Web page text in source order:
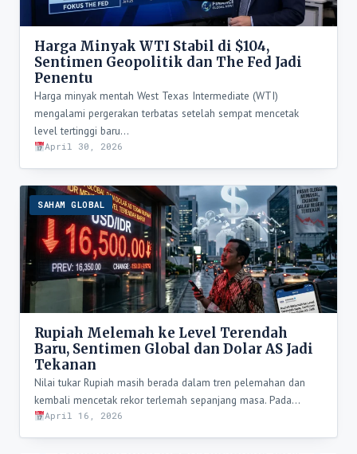
Harga Minyak WTI Stabil di $104,
Sentimen Geopolitik dan The Fed Jadi
Penentu
Harga minyak mentah West Texas Intermediate (WTI)
mengalami pergerakan terbatas setelah sempat mencetak
level tertinggi baru…
April 30, 2026
SAHAM GLOBAL
Rupiah Melemah ke Level Terendah
Baru, Sentimen Global dan Dolar AS Jadi
Tekanan
Nilai tukar Rupiah masih berada dalam tren pelemahan dan
kembali mencetak rekor terlemah sepanjang masa. Pada…
April 16, 2026